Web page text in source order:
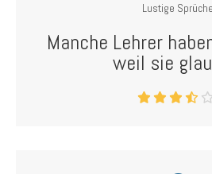
Lustige Sprüche
Manche Lehrer
weil sie